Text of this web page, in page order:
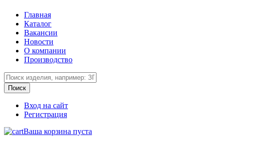
Главная
Каталог
Вакансии
Новости
О компании
Производство
Вход на сайт
Регистрация
Ваша корзина пуста